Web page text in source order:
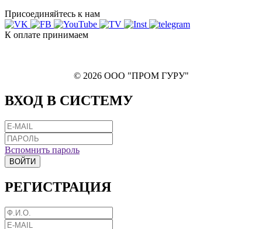
Присоединяйтесь к нам
К оплате принимаем
© 2026 ООО "ПРОМ ГУРУ"
ВХОД В СИСТЕМУ
Вспомнить пароль
ВОЙТИ
РЕГИСТРАЦИЯ